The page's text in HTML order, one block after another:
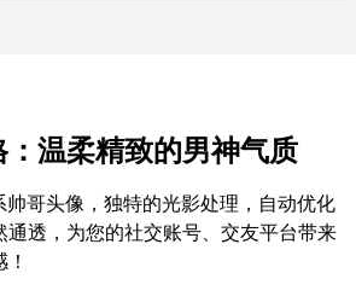
温柔精致的男神气质
帅哥头像，独特的光影处理，自动优化
通透，为您的社交账号、交友平台带来